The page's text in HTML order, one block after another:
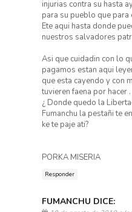
injurias contra su hasta
para su pueblo que
Ete aqui hasta donde
nuestros salvadores
Asi que cuidadin con lo
pagamos estan aqui
que esta cayendo y con
tuvieren faena por hacer .
¿ Donde quedo la
Fumanchu la pestañi te
ke te paje ati?
PORKA MISERIA
Responder
FUMANCHU DICE: